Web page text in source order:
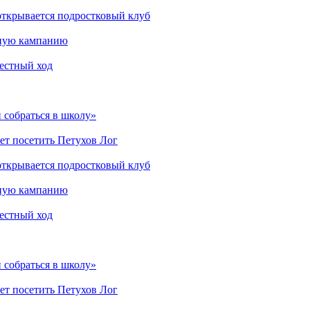
подростковый клуб
кампанию
ход
в школу»
посетить Петухов Лог
подростковый клуб
кампанию
ход
в школу»
посетить Петухов Лог